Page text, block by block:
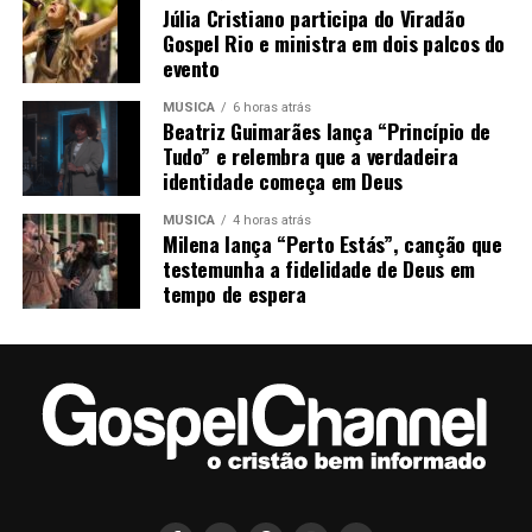
https://www.youtube.com/@EvertonMestreOficial
Com informações da Labidad Music
sentimos de estar com Jesus, ouvir Sua voz e poder
abraçá-lo. O céu é o nosso lugar, nós pertencemos ao
Dono dele e, mesmo que nós não tenhamos ido ainda,
existe uma saudade em nosso coração – explica Gaby.
“O Céu é o Seu Lugar” faz parte de um projeto que, de
acordo com a artista, carrega toda uma identidade
muito forte e uma qualidade incrível. Disponível nas
plataformas digitais, o single ainda conta com um
videoclipe dirigido por Felipe Thomaz que reproduz
toda a atmosfera do dia da gravação.
Júlia Cristiano participa do Viradão
Gospel Rio e ministra em dois palcos do
evento
MÚSICA 6 horas atrás
Beatriz Guimarães lança “Princípio de
Tudo” e relembra que a verdadeira
identidade começa em Deus
MÚSICA 4 horas atrás
Milena lança “Perto Estás”, canção que
testemunha a fidelidade de Deus em
tempo de espera